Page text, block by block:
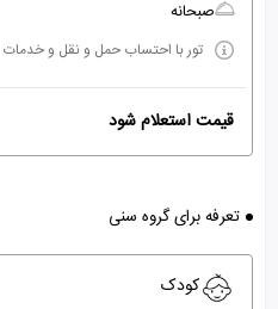
صبحانه
تور با احتساب حمل و نقل و خدمات
قیمت استعلام شود
تعرفه برای گروه سنی
کودک